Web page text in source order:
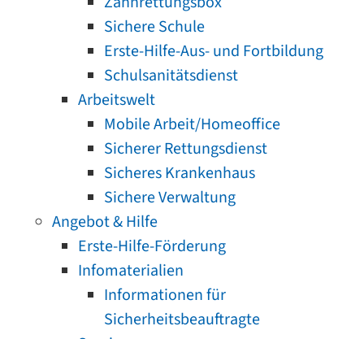
Sichere Schule
Erste-Hilfe-Aus- und Fortbildung
Schulsanitätsdienst
Arbeitswelt
Mobile Arbeit/Homeoffice
Sicherer Rettungsdienst
Sicheres Krankenhaus
Sichere Verwaltung
Angebot & Hilfe
Erste-Hilfe-Förderung
Infomaterialien
Informationen für
Sicherheitsbeauftragte